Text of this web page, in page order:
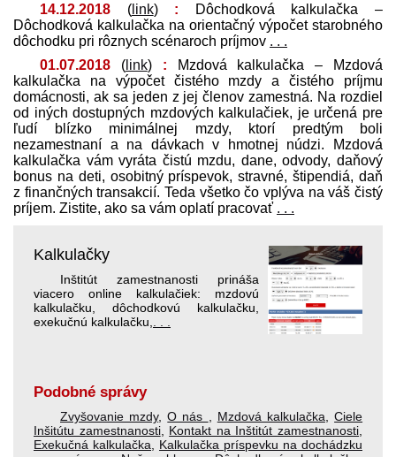
14.12.2018 (link) : Dôchodková kalkulačka –
Dôchodková kalkulačka na orientačný výpočet starobného
dôchodku pri rôznych scénaroch príjmov . . .
01.07.2018 (link) : Mzdová kalkulačka – Mzdová
kalkulačka na výpočet čistého mzdy a čistého príjmu
domácnosti, ak sa jeden z jej členov zamestná. Na rozdiel
od iných dostupných mzdových kalkulačiek, je určená pre
ľudí blízko minimálnej mzdy, ktorí pred­tým boli
nezamestnaní a na dávkach v hmotnej núdzi. Mzdová
kalkulačka vám vyráta čistú mzdu, dane, odvody, daňový
bonus na deti, osobitný príspevok, stravné, štipendiá, daň
z finančných transakcií. Teda všetko čo vplýva na váš čistý
príjem. Zistite, ako sa vám oplatí pracovať . . .
Kalkulačky
Inštitút zamestnanosti prináša
viacero online kalkulačiek: mzdovú
kalkulačku, dôchodkovú kalkulačku,
exekučnú kalkulačku,
Podobné správy
Zvyšovanie mzdy,O nás Mzdová kalkulačka ,Ciele
Inšitútu zamestnanosti, Kontakt na Inštitút zamestnanosti
Exekučná kalkulačka
Kalkulačka príspevku na dochádzku